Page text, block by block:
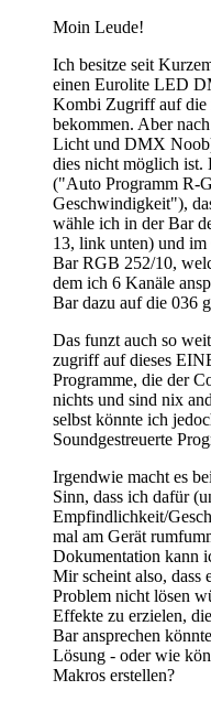
Moin Leude!
Ich besitze seit
einen Eurolite LED
Kombi Zugriff auf die
bekommen. Aber
Licht und DMX
dies nicht möglich ist.
("Auto Programm R-
Geschwindigkeit"),
wähle ich in der Bar
13, link unten) und
Bar RGB 252/10,
dem ich 6 Kanäle
Bar dazu auf die 036
Das funzt auch so
zugriff auf dieses
Programme, die der
nichts und sind nix
selbst könnte ich
Soundgestreuerte
Irgendwie macht es
Sinn, dass ich dafür
Empfindlichkeit/
mal am Gerät
Dokumentation kann
Mir scheint also, dass
Problem nicht lösen
Effekte zu erzielen,
Bar ansprechen
Lösung - oder wie
Makros erstellen?